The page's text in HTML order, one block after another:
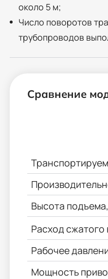
около 5 м;
Число поворотов
трубопроводов
Сравнение
Высота
Расход сжатого
Рабочее
Мощность